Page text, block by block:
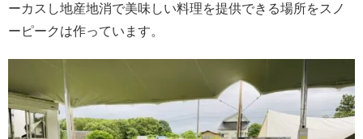
ーカスし地産地消で美味しい料理を提供できる場所をスノ
ーピークは作っています。